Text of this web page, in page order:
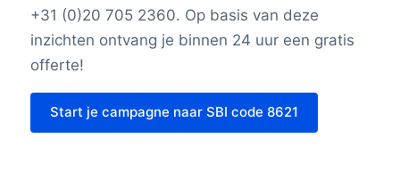
+31 (0)20 705 2360. Op basis van deze
inzichten ontvang je binnen 24 uur een gratis
offerte!
Start je campagne naar SBI code 8621